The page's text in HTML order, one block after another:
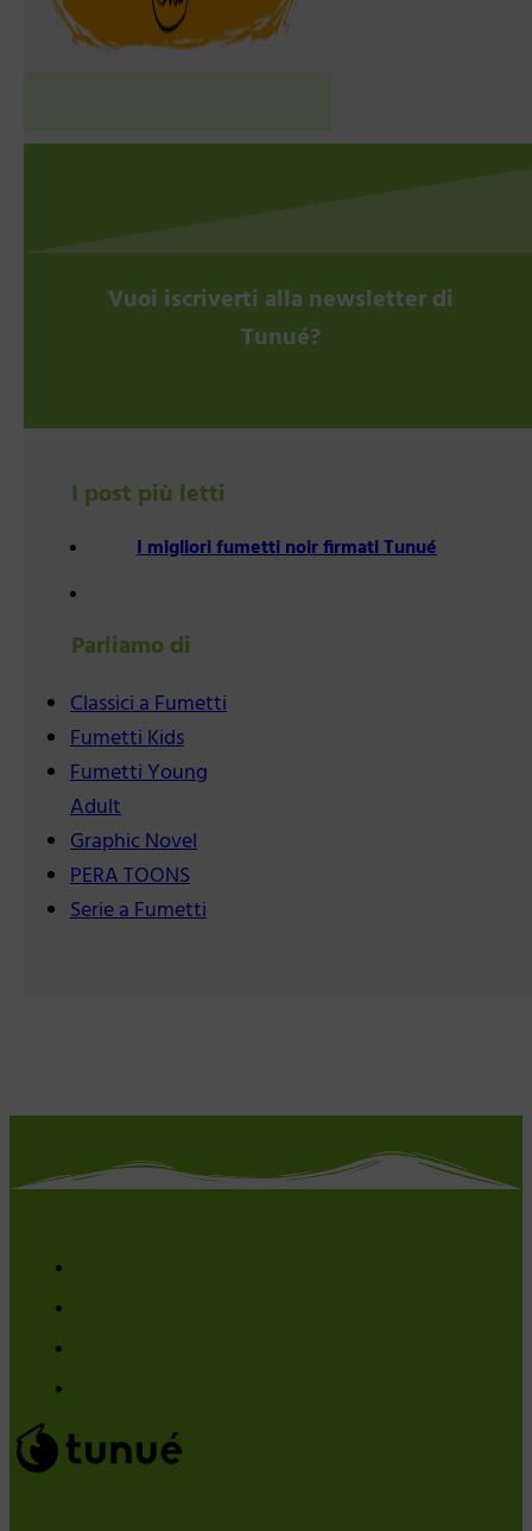
Vuoi iscriverti alla newsletter di
Tunué?
I post più letti
I migliori fumetti noir firmati Tunué
Parliamo di
Classici a Fumetti
Fumetti Kids
Fumetti Young
Adult
Graphic Novel
PERA TOONS
Serie a Fumetti